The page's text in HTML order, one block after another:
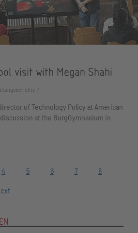
visit with Megan Shahi
of Technology Policy at American
at the BurgGymnasium in
4 5 6 7 8